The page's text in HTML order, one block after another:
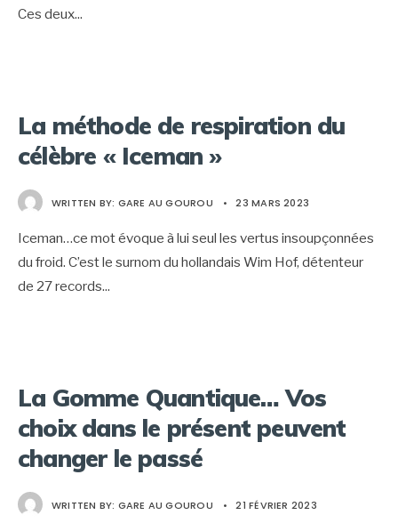
Ces deux...
La méthode de respiration du
célèbre « Iceman »
WRITTEN BY: GARE AU GOUROU • 23 MARS 2023
Iceman…ce mot évoque à lui seul les vertus insoupçonnées
du froid. C’est le surnom du hollandais Wim Hof, détenteur
de 27 records...
La Gomme Quantique… Vos
choix dans le présent peuvent
changer le passé
WRITTEN BY: GARE AU GOUROU • 21 FÉVRIER 2023